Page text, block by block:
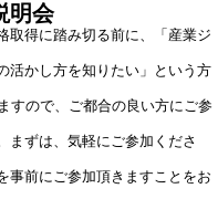
明会
取得に踏み切る前に、「産業ジ
活かし方を知りたい」という方
すので、ご都合の良い方にご参
まずは、気軽にご参加くださ
事前にご参加頂きますことをお